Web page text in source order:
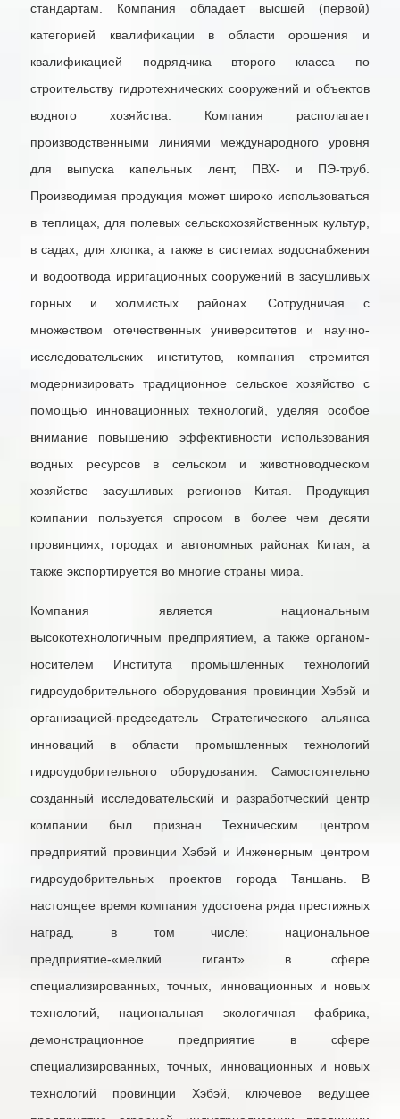
стандартам. Компания обладает высшей (первой)
категорией квалификации в области орошения и
квалификацией подрядчика второго класса по
строительству гидротехнических сооружений и объектов
водного хозяйства. Компания располагает
производственными линиями международного уровня
для выпуска капельных лент, ПВХ- и ПЭ-труб.
Производимая продукция может широко использоваться
в теплицах, для полевых сельскохозяйственных культур,
в садах, для хлопка, а также в системах водоснабжения
и водоотвода ирригационных сооружений в засушливых
горных и холмистых районах. Сотрудничая с
множеством отечественных университетов и научно-
исследовательских институтов, компания стремится
модернизировать традиционное сельское хозяйство с
помощью инновационных технологий, уделяя особое
внимание повышению эффективности использования
водных ресурсов в сельском и животноводческом
хозяйстве засушливых регионов Китая. Продукция
компании пользуется спросом в более чем десяти
провинциях, городах и автономных районах Китая, а
также экспортируется во многие страны мира.
Компания является национальным
высокотехнологичным предприятием, а также органом-
носителем Института промышленных технологий
гидроудобрительного оборудования провинции Хэбэй и
организацией-председатель Стратегического альянса
инноваций в области промышленных технологий
гидроудобрительного оборудования. Самостоятельно
созданный исследовательский и разработческий центр
компании был признан Техническим центром
предприятий провинции Хэбэй и Инженерным центром
гидроудобрительных проектов города Таншань. В
настоящее время компания удостоена ряда престижных
наград, в том числе: национальное
предприятие-«мелкий гигант» в сфере
специализированных, точных, инновационных и новых
технологий, национальная экологичная фабрика,
демонстрационное предприятие в сфере
специализированных, точных, инновационных и новых
технологий провинции Хэбэй, ключевое ведущее